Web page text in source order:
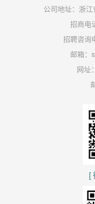
公司地址：浙
招商电
招聘咨询
邮箱：
网址
[